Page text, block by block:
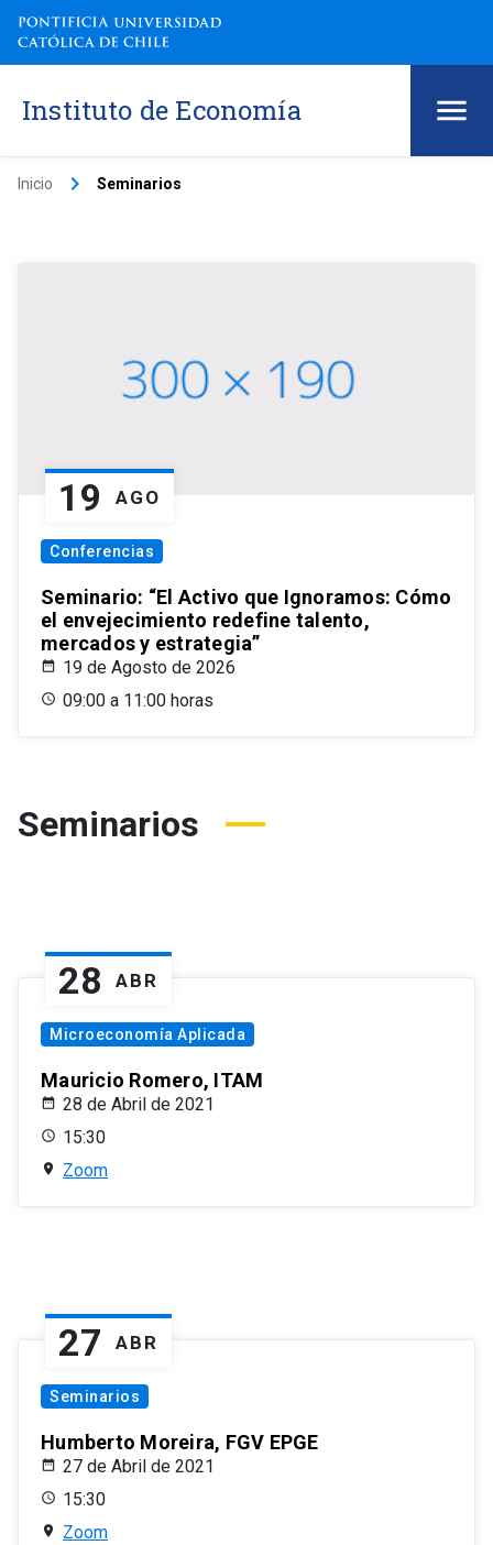
Instituto de Economía
Inicio keyboard_arrow_right Seminarios
19 AGO
Conferencias
Seminario: “El Activo que Ignoramos: Cómo
el envejecimiento redefine talento,
mercados y estrategia”
19 de Agosto de 2026
09:00 a 11:00 horas
Seminarios
28 ABR
Microeconomía Aplicada
Mauricio Romero, ITAM
28 de Abril de 2021
15:30
Zoom
27 ABR
Seminarios
Humberto Moreira, FGV EPGE
27 de Abril de 2021
15:30
Zoom